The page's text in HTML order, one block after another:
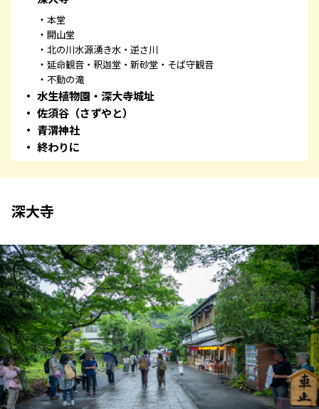
本堂
開山堂
北の川水源湧き水・逆さ川
延命観音・釈迦堂・新砂堂・そば守観音
不動の滝
水生植物園・深大寺城址
佐須谷（さずやと）
青渭神社
終わりに
深大寺